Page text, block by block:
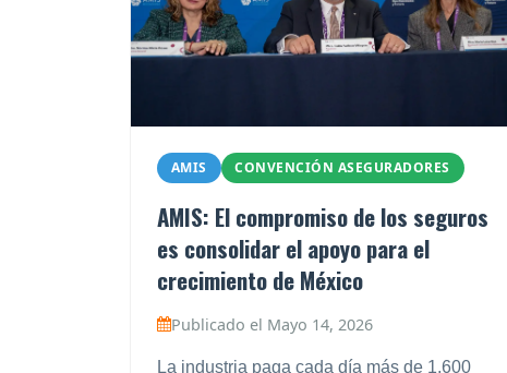
AMIS CONVENCIÓN ASEGURADORES
AMIS: El compromiso de los seguros
es consolidar el apoyo para el
crecimiento de México
Publicado el Mayo 14, 2026
La industria paga cada día más de 1,600